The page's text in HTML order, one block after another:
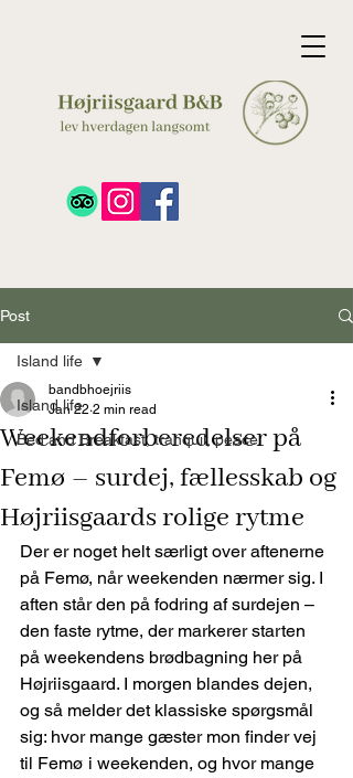
Post
Island life
Bed and Breakfast, tranquil, peace
Island life
Weekendforberedelser på
Femø – surdej, fællesskab og
Højriisgaards rolige rytme
bandbhoejriis
Jan 22 2 min read
Der er noget helt særligt over aftenerne
på Femø, når weekenden nærmer sig. I
aften står den på fodring af surdejen –
den faste rytme, der markerer starten
på weekendens brødbagning her på
Højriisgaard. I morgen blandes dejen,
og så melder det klassiske spørgsmål
sig: hvor mange gæster mon finder vej
til Femø i weekenden, og hvor mange